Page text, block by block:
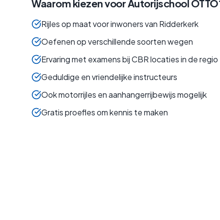
Waarom kiezen voor Autorijschool
Rijles op maat voor inwoners van Ridderkerk
Oefenen op verschillende soorten wegen
Ervaring met examens bij CBR locaties in de regio
Geduldige en vriendelijke instructeurs
Ook motorrijles en aanhangerrijbewijs mogelijk
Gratis proefles om kennis te maken